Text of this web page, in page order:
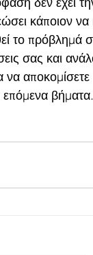
κάποιον να
το
σας και
βήματα.